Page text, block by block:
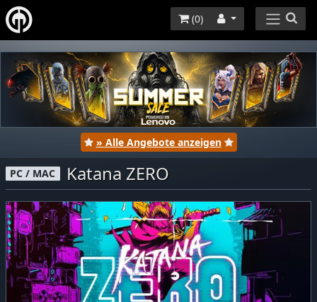
(0)
» Alle Angebote anzeigen
PC / MAC Katana ZERO